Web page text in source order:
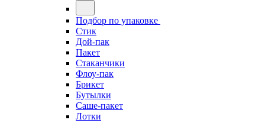
Подбор по упаковке
Стик
Дой-пак
Пакет
Стаканчики
Флоу-пак
Брикет
Бутылки
Саше-пакет
Лотки